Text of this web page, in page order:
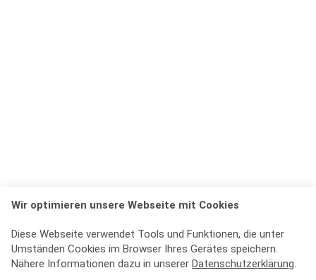
Wir optimieren unsere Webseite mit Cookies
Diese Webseite verwendet Tools und Funktionen, die unter
Umständen Cookies im Browser Ihres Gerätes speichern.
Nähere Informationen dazu in unserer Datenschutzerklärung.